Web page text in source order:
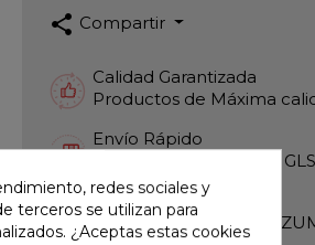
share Compartir
Calidad Garantizada
Productos de Máxima
Envío Rápido
Envios Internacionales GLS
Pago Seguro
TARJETA - PAYPAL -
redes sociales y
terceros se utilizan para
¿Aceptas estas cookies